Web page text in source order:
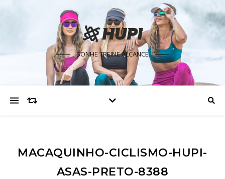
SONHE TREINE ALCANCE
MACAQUINHO-CICLISMO-HUPI-
ASAS-PRETO-8388